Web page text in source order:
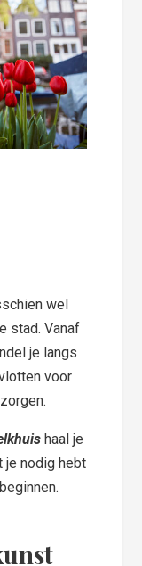
wel
stad. Vanaf
je langs
voor
haal je
je nodig hebt